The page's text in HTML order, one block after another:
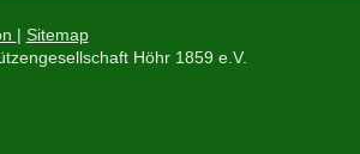
| Sitemap
Höhr 1859 e.V.